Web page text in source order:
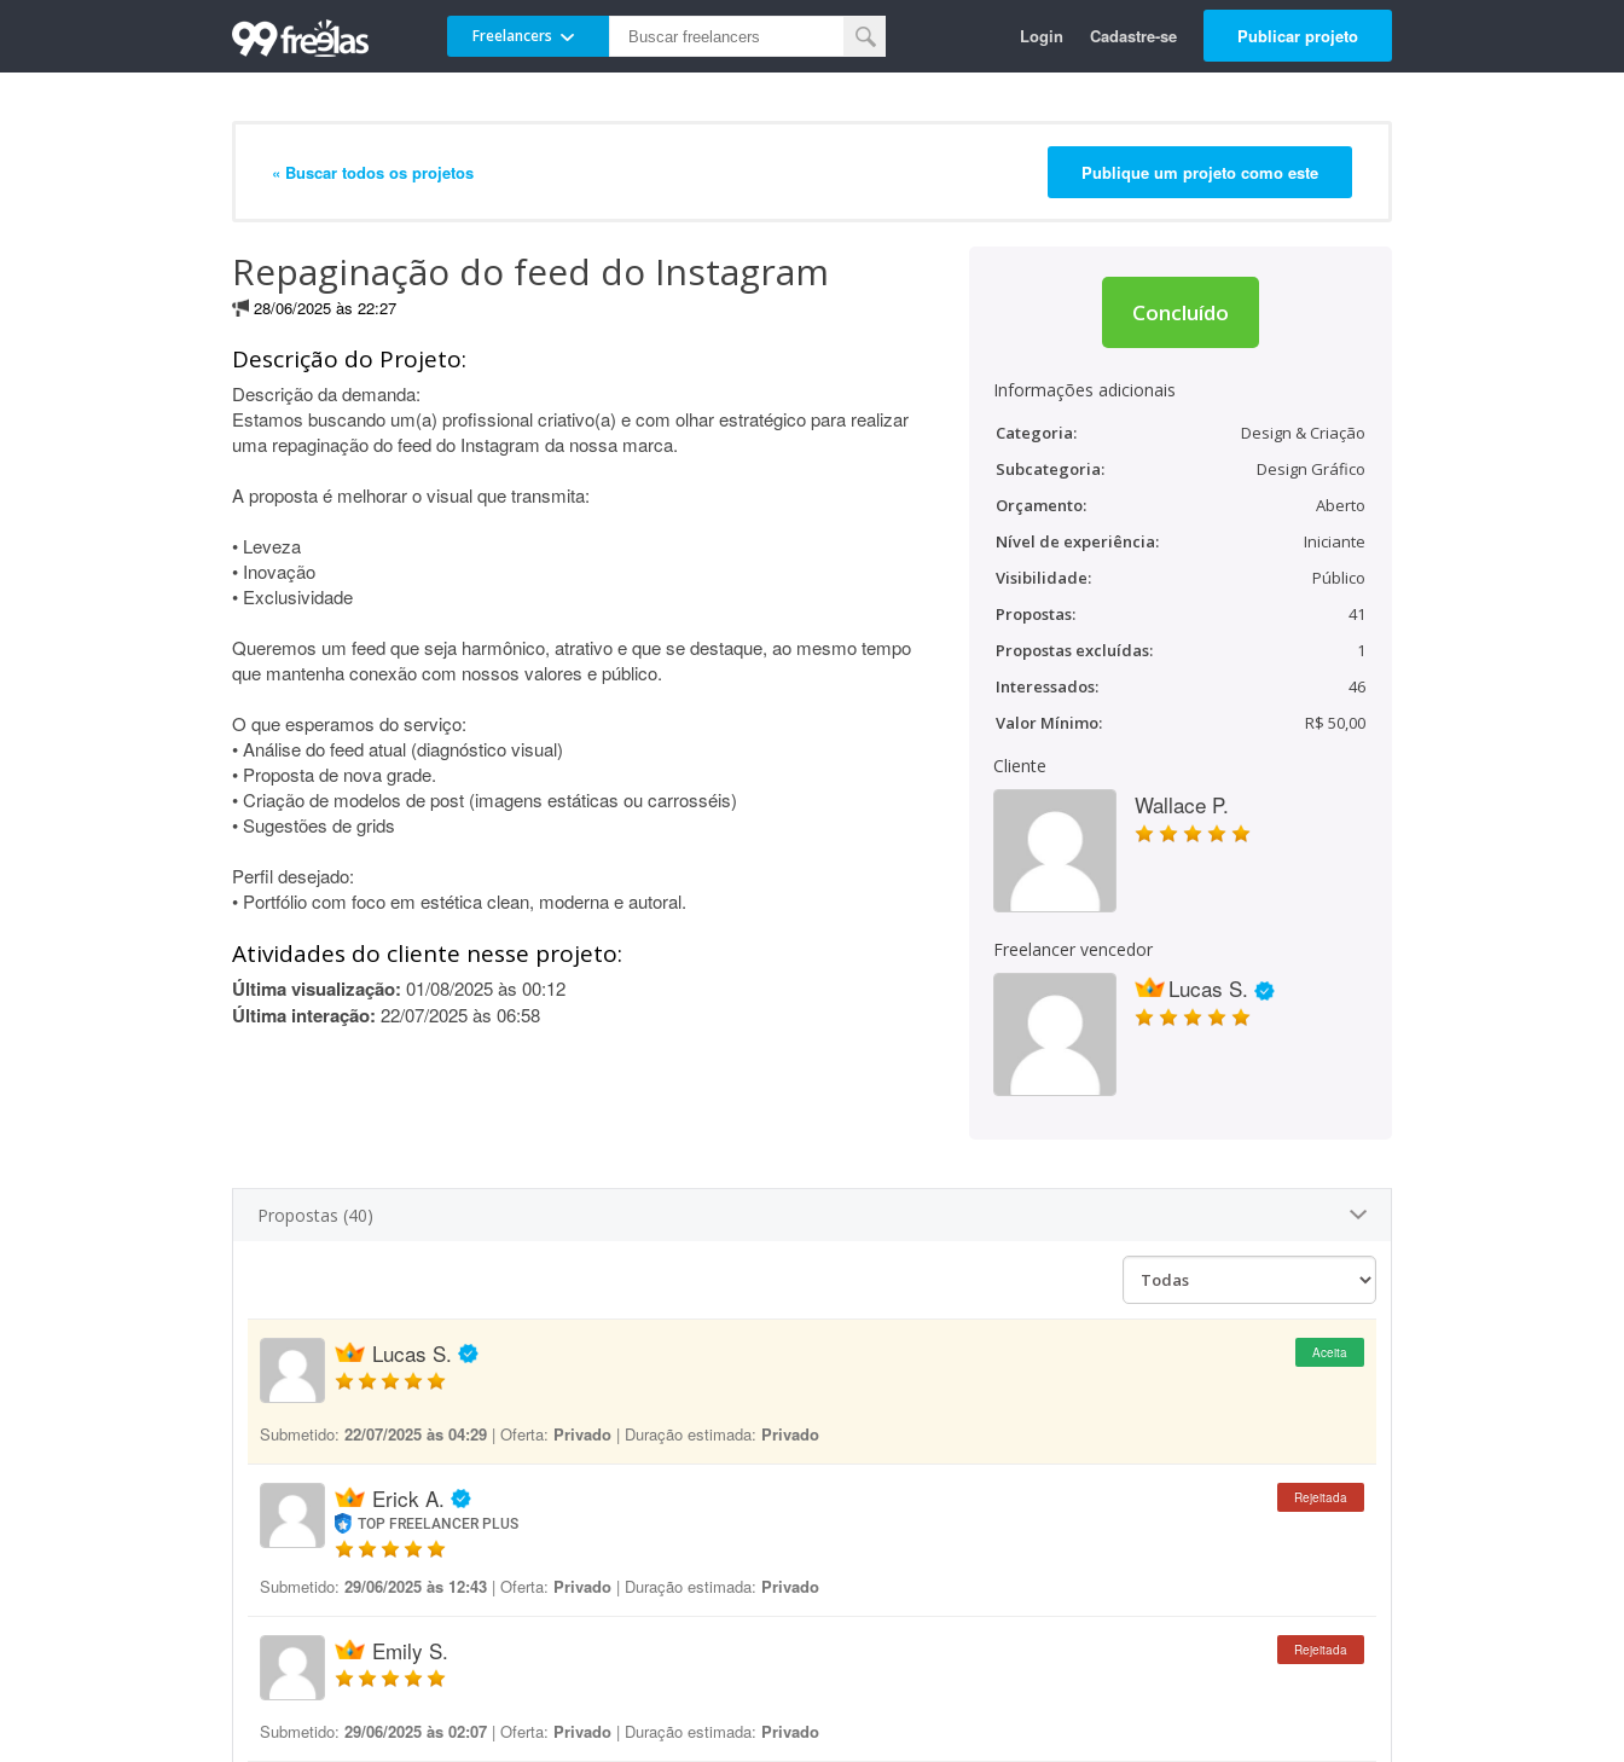
Freelancers Login Cadastre-se Publicar projeto
« Buscar todos os projetos Publique um projeto como este
Repaginação do feed do Instagram
28/06/2025 às 22:27
Descrição do Projeto:
Descrição da demanda:
Estamos buscando um(a) profissional criativo(a) e com olhar estratégico para realizar
uma repaginação do feed do Instagram da nossa marca.
A proposta é melhorar o visual que transmita:
• Leveza
• Inovação
• Exclusividade
Queremos um feed que seja harmônico, atrativo e que se destaque, ao mesmo tempo
que mantenha conexão com nossos valores e público.
O que esperamos do serviço:
• Análise do feed atual (diagnóstico visual)
• Proposta de nova grade.
• Criação de modelos de post (imagens estáticas ou carrosséis)
• Sugestões de grids
Perfil desejado:
• Portfólio com foco em estética clean, moderna e autoral.
Atividades do cliente nesse projeto:
Última visualização: 01/08/2025 às 00:12
Última interação: 22/07/2025 às 06:58
Concluído
Informações adicionais
Categoria:
Design & Criação
Subcategoria:
Design Gráfico
Orçamento:
Aberto
Nível de experiência:
Iniciante
Visibilidade:
Público
Propostas:
41
Propostas excluídas:
1
Interessados:
46
Valor Mínimo:
R$ 50,00
Cliente
Wallace P.
Freelancer vencedor
Lucas S.
Propostas (40)
Lucas S. Aceita
Submetido: 22/07/2025 às 04:29 | Oferta: Privado | Duração estimada: Privado
Erick A.
TOP FREELANCER PLUS
Rejeitada
Submetido: 29/06/2025 às 12:43 | Oferta: Privado | Duração estimada: Privado
Emily S. Rejeitada
Submetido: 29/06/2025 às 02:07 | Oferta: Privado | Duração estimada: Privado